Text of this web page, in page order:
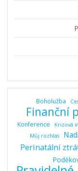
Boholužba
Finanční
Konference Krizová
Můj rozhlas
Perinatální